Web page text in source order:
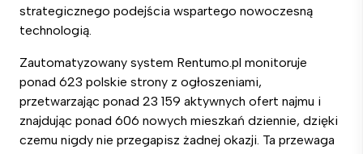
strategicznego podejścia wspartego nowoczesną
technologią.
Zautomatyzowany system Rentumo.pl monitoruje
ponad 623 polskie strony z ogłoszeniami,
przetwarzając ponad 23 159 aktywnych ofert najmu i
znajdując ponad 606 nowych mieszkań dziennie, dzięki
czemu nigdy nie przegapisz żadnej okazji. Ta przewaga